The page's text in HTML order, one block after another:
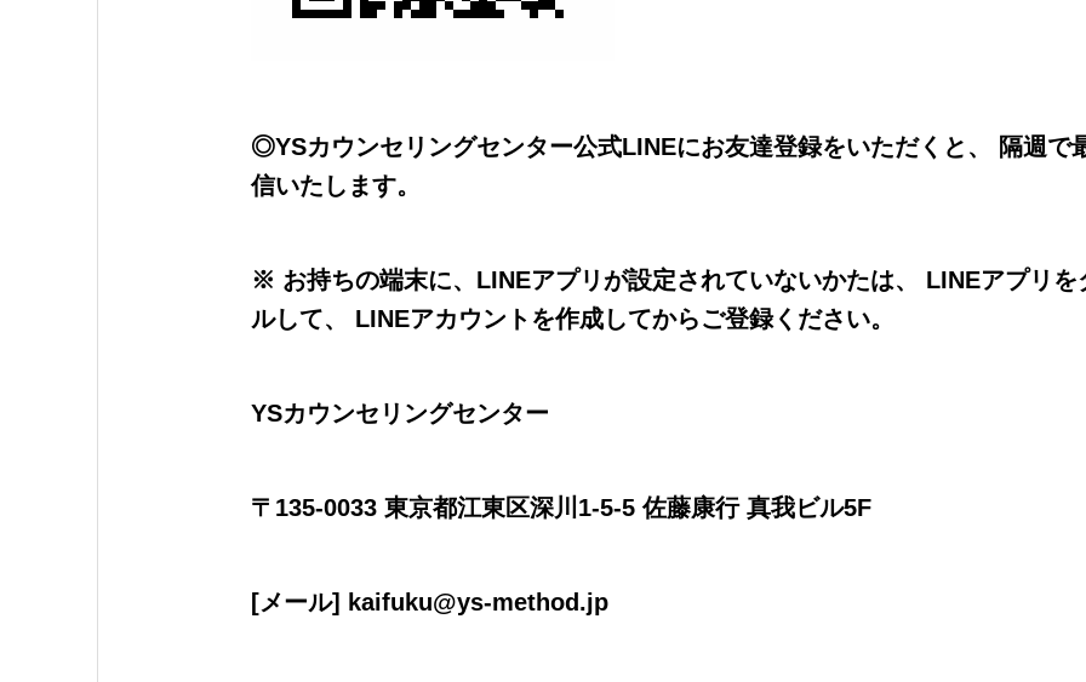
◎YSカウンセリングセンター公式LINEにお友達登録をいただくと、 隔週で
信いたします。
※ お持ちの端末に、LINEアプリが設定されていないかたは、 LINEアプリを
ルして、 LINEアカウントを作成してからご登録ください。
YSカウンセリングセンター
〒135-0033 東京都江東区深川1-5-5 佐藤康行 真我ビル5F
[メール] kaifuku@ys-method.jp